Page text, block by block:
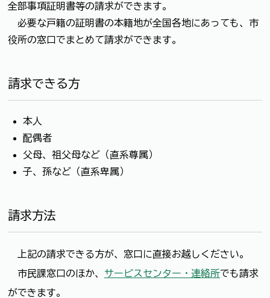
全部事項証明書等の請求ができます。
必要な戸籍の証明書の本籍地が全国各地にあっても、市
役所の窓口でまとめて請求ができます。
請求できる方
本人
配偶者
父母、祖父母など（直系尊属）
子、孫など（直系卑属）
請求方法
上記の請求できる方が、窓口に直接お越しください。
市民課窓口のほか、 サービスセンター・連絡所でも請求
ができます。